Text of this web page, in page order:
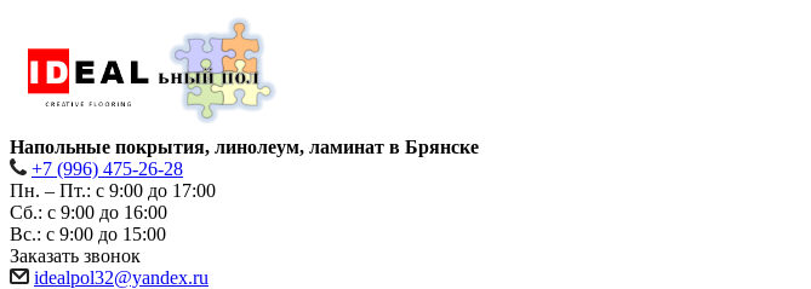
Напольные покрытия, линолеум, ламинат в Брянске
+7 (996) 475-26-28
Пн. – Пт.: с 9:00 до 17:00
Сб.: с 9:00 до 16:00
Bc.: с 9:00 до 15:00
Заказать звонок
idealpol32@yandex.ru